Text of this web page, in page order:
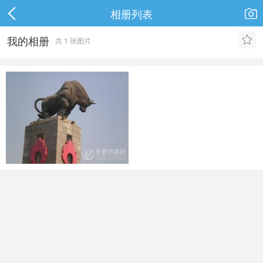
相册列表 
我的相册 共 1 张图片 